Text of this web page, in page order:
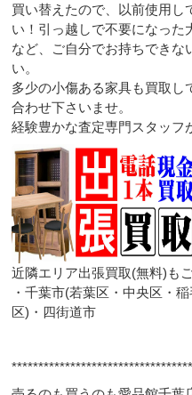
買い替えたので、以前使用し
い！引っ越しで不要になった
など、ご自分でお持ちできな
い。
多少の小傷ある家具も買取し
合わせ下さいませ。
経験豊かな査定専門スタッフ
近隣エリア出張買取(無料)も
・千葉市(若葉区・中央区・
区)・四街道市